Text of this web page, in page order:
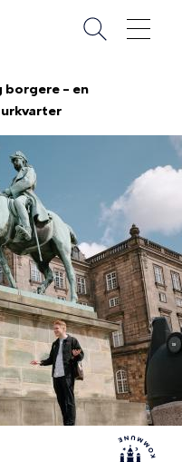
borgere – en